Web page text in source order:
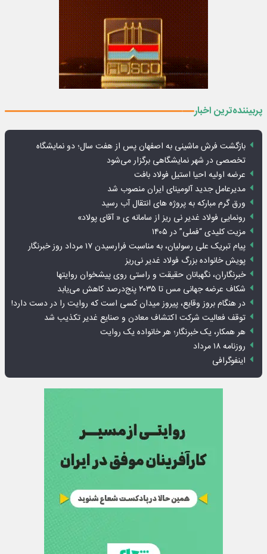
پربیننده‌ترین اخبار
بازگشت فرش ماشینی به اصفهان پس از هفت سال؛ دو نمایشگاه
تخصصی در شهر نمایشگاهی برگزار می‌شود
عرضه اولیه احیا استیل فولاد بافت
مدیرعامل جدید آلومینای ایران منصوب شد
ورق گرم مبارکه به پروژه های انتقال آب رسید
رونمایی فولاد غدیر نی ریز از سامانه ی « آقای پولاد»
مزیت کلیدی “فملی” در ۱۴۰۵
پیام تبریک علی رسولیان، به مناسبت فرارسیدن ۱۷ مرداد روز خبرنگار
پویش خانواده بزرگ فولاد غدیر نی‌ریز
خبرنگاران، نگهبانان حقیقت و راستی روی پیشخوان روایت­ها
شکاف عرضه جهانی مس تا ۲۰۳۵ پنج‌درصد کاهش می‌یابد
در هنگام بروز وقایع، پیروز میدان کسی است که روایت را در دست دارد!
توقف فعالیت شرکت اکتشاف معادن و صنایع غدیر تکذیب شد
هر همکار، یک خبرنگار؛ هر خانواده یک روایت
روزنامه ۱۸ مرداد
اینفوگرافی